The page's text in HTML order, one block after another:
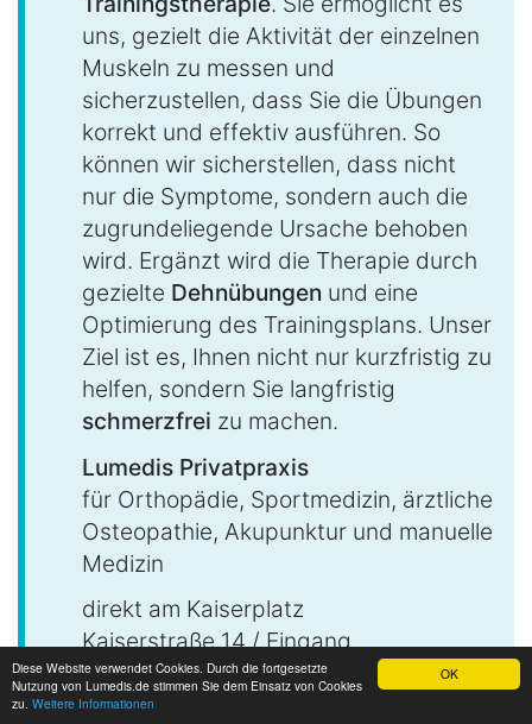
OK
Diese Website verwendet Cookies. Durch die fortgesetzte
Nutzung von Lumedis.de stimmen Sie dem Einsatz von Cookies
zu. Weitere Informationen
uns, gezielt die Aktivität der einzelnen
Muskeln zu messen und
sicherzustellen, dass Sie die Übungen
korrekt und effektiv ausführen. So
können wir sicherstellen, dass nicht
nur die Symptome, sondern auch die
zugrundeliegende Ursache behoben
wird. Ergänzt wird die Therapie durch
gezielte Dehnübungen und eine
Optimierung des Trainingsplans. Unser
Ziel ist es, Ihnen nicht nur kurzfristig zu
helfen, sondern Sie langfristig
schmerzfrei zu machen.
Lumedis Privatpraxis
für Orthopädie, Sportmedizin, ärztliche
Osteopathie, Akupunktur und manuelle
Medizin
direkt am Kaiserplatz
Kaiserstraße 14 / Eingang
Kirchnerstraße 2
60311 Frankfurt am Main